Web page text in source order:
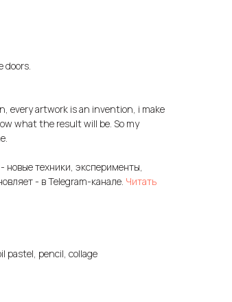
every artwork is an invention, i make
what the result will be. So my
новые техники, эксперименты,
- в Telegram-канале. Читать
pastel, pencil, collage